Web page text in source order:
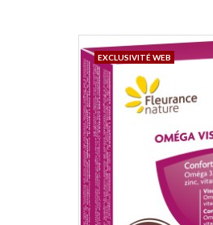
EXCLUSIVITÉ WEB